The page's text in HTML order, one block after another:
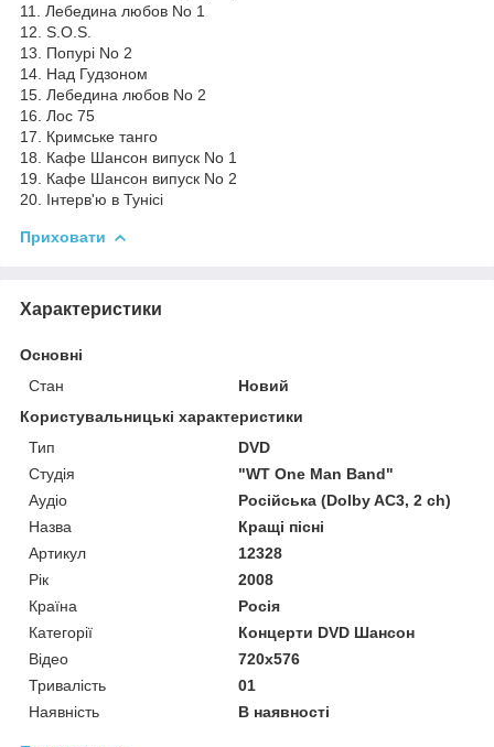
11. Лебедина любов No 1
12. S.O.S.
13. Попурі No 2
14. Над Гудзоном
15. Лебедина любов No 2
16. Лос 75
17. Кримське танго
18. Кафе Шансон випуск No 1
19. Кафе Шансон випуск No 2
20. Інтерв'ю в Тунісі
Приховати
Характеристики
Основні
Стан
Новий
Користувальницькі характеристики
Тип
DVD
Студія
"WT One Man Band"
Аудіо
Російська (Dolby AC3, 2 ch)
Назва
Кращі пісні
Артикул
12328
Рік
2008
Країна
Росія
Категорії
Концерти DVD Шансон
Відео
720x576
Тривалість
01
Наявність
В наявності